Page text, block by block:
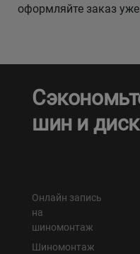
оформляйте заказ уже
шин и
Онлайн запись
на
шиномонтаж
Шиномонтаж